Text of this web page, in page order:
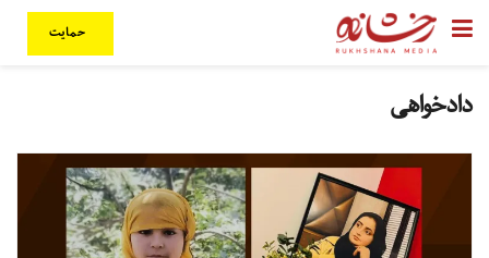
حمایت
دادخواهی